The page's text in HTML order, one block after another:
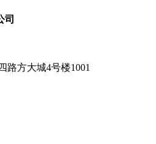
司
路方大城4号楼1001